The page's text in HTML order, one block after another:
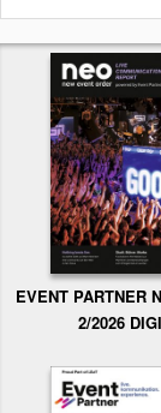
EVENT PARTNER
2/2026